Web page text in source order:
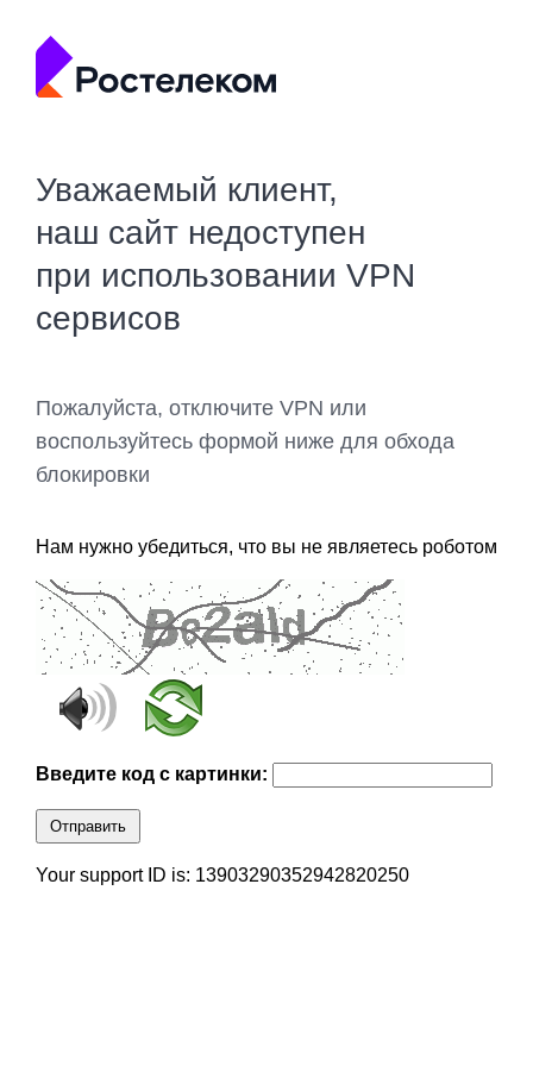
Уважаемый клиент,
наш сайт недоступен
при использовании VPN
сервисов
Пожалуйста, отключите VPN или
воспользуйтесь формой ниже для обхода
блокировки
Нам нужно убедиться, что вы не являетесь роботом
Введите код с картинки:
Отправить
Your support ID is: 13903290352942820250